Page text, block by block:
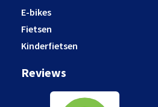
E-bikes
Fietsen
Kinderfietsen
Reviews